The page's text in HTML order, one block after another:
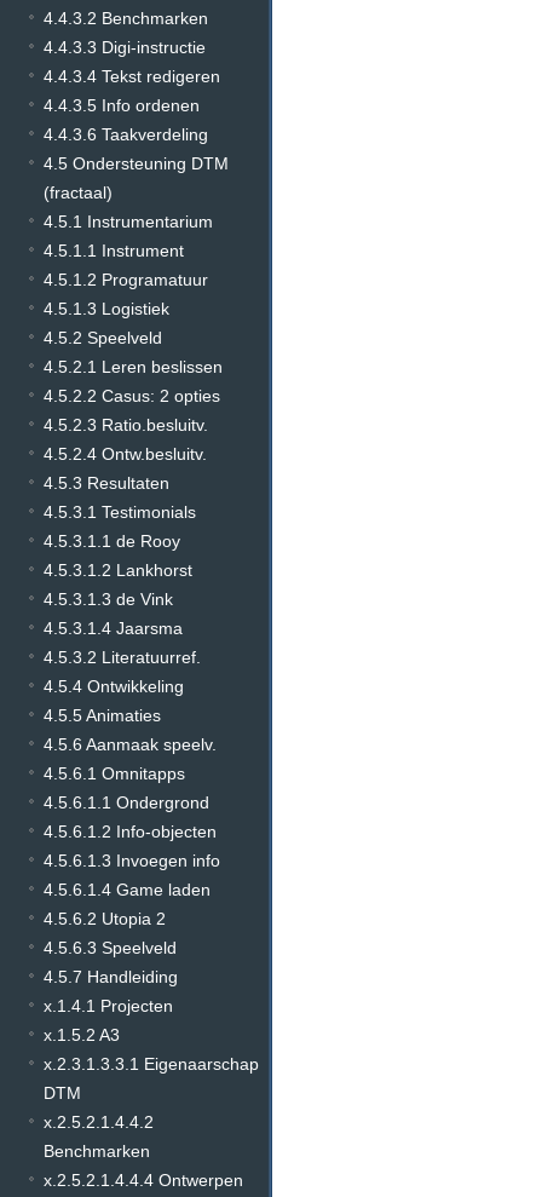
4.4.3.2 Benchmarken
4.4.3.3 Digi-instructie
4.4.3.4 Tekst redigeren
4.4.3.5 Info ordenen
4.4.3.6 Taakverdeling
4.5 Ondersteuning DTM
(fractaal)
4.5.1 Instrumentarium
4.5.1.1 Instrument
4.5.1.2 Programatuur
4.5.1.3 Logistiek
4.5.2 Speelveld
4.5.2.1 Leren beslissen
4.5.2.2 Casus: 2 opties
4.5.2.3 Ratio.besluitv.
4.5.2.4 Ontw.besluitv.
4.5.3 Resultaten
4.5.3.1 Testimonials
4.5.3.1.1 de Rooy
4.5.3.1.2 Lankhorst
4.5.3.1.3 de Vink
4.5.3.1.4 Jaarsma
4.5.3.2 Literatuurref.
4.5.4 Ontwikkeling
4.5.5 Animaties
4.5.6 Aanmaak speelv.
4.5.6.1 Omnitapps
4.5.6.1.1 Ondergrond
4.5.6.1.2 Info-objecten
4.5.6.1.3 Invoegen info
4.5.6.1.4 Game laden
4.5.6.2 Utopia 2
4.5.6.3 Speelveld
4.5.7 Handleiding
x.1.4.1 Projecten
x.1.5.2 A3
x.2.3.1.3.3.1 Eigenaarschap
DTM
x.2.5.2.1.4.4.2
Benchmarken
x.2.5.2.1.4.4.4 Ontwerpen